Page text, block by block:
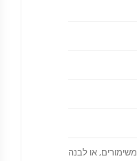
או לבנה